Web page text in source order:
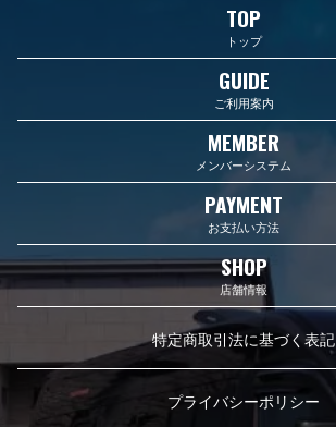
TOP
トップ
GUIDE
ご利用案内
MEMBER
メンバーシステム
PAYMENT
お支払い方法
SHOP
店舗情報
特定商取引法に基づく表記
プライバシーポリシー